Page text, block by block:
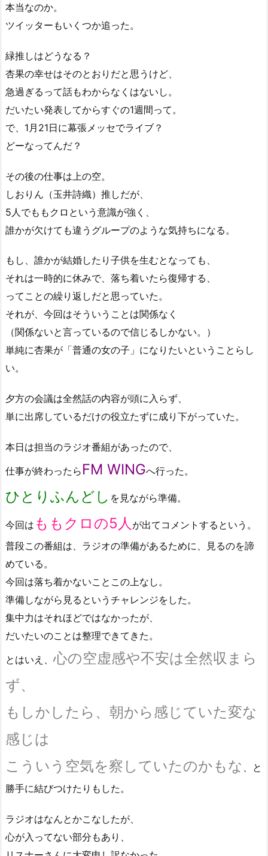
本当なのか。
ツイッターもいくつか追った。
緑推しはどうなる？
杏果の幸せはそのとおりだと思うけど、
急過ぎるって話もわからなくはないし。
だいたい発表してからすぐの1週間って。
で、1月21日に幕張メッセでライブ？
どーなってんだ？
その後の仕事は上の空。
しおりん（玉井詩織）推しだが、
5人でももクロという意識が強く、
誰かが欠けても違うグループのような気持ちになる。
もし、誰かが結婚したり子供を生むとなっても、
それは一時的に休みで、落ち着いたら復帰する、
ってことの繰り返しだと思っていた。
それが、今回はそういうことは関係なく
（関係ないと言っているので信じるしかない。）
単純に杏果が「普通の女の子」になりたいということらし
い。
夕方の会議は全然話の内容が頭に入らず、
単に出席しているだけの役立たずに成り下がっていた。
本日は担当のラジオ番組があったので、
仕事が終わったら FM WINGへ行った。
ひとりふんどし を見ながら準備。
今回は ももクロの5人 が出てコメントするという。
普段この番組は、ラジオの準備があるために、見るのを諦
めている。
今回は落ち着かないことこの上なし。
準備しながら見るというチャレンジをした。
集中力はそれほどではなかったが、
だいたいのことは整理できてきた。
とはいえ、 心の空虚感や不安は全然収まら
ず、
もしかしたら、朝から感じていた変な
感じは
こういう空気を察していたのかもな
、と
勝手に結びつけたりもした。
ラジオはなんとかこなしたが、
心が入ってない部分もあり、